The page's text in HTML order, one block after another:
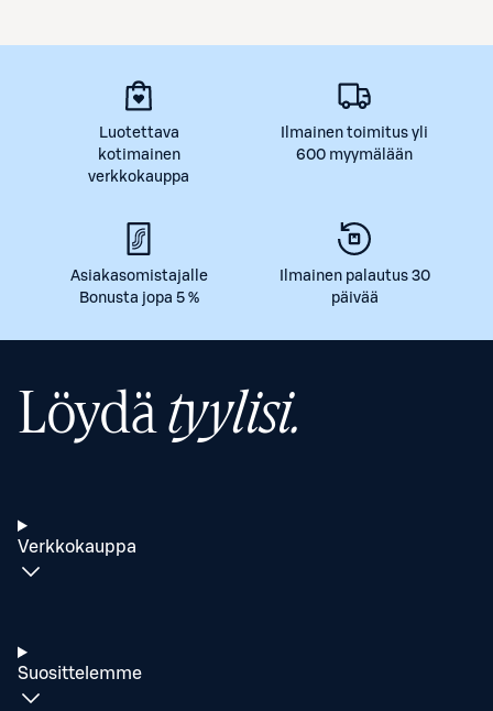
Luotettava
kotimainen
verkkokauppa
Ilmainen toimitus yli
600 myymälään
Asiakasomistajalle
Bonusta jopa 5 %
Ilmainen palautus 30
päivää
Löydätyylisi.
Verkkokauppa
Suosittelemme